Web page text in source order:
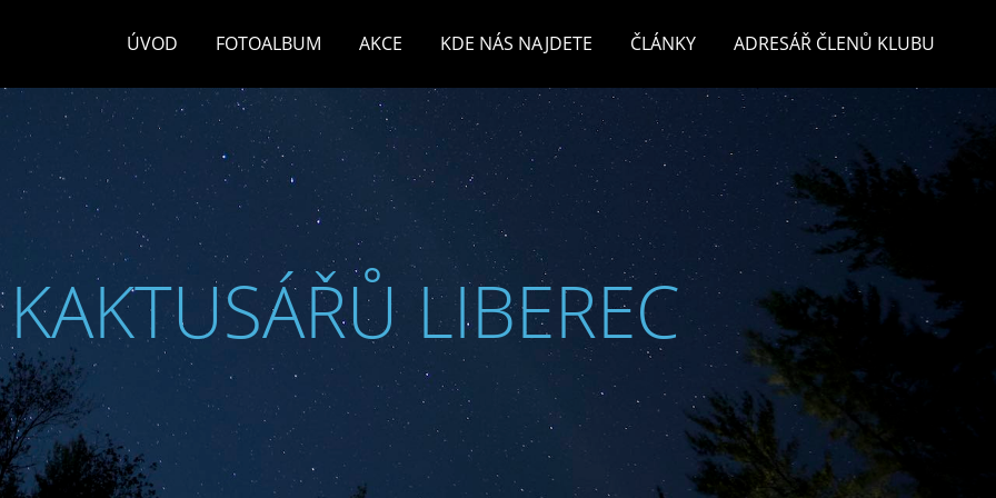
ÚVOD FOTOALBUM AKCE KDE NÁS NAJDETE ČLÁNKY ADRESÁŘ ČLENŮ KLUBU
LIBEREC